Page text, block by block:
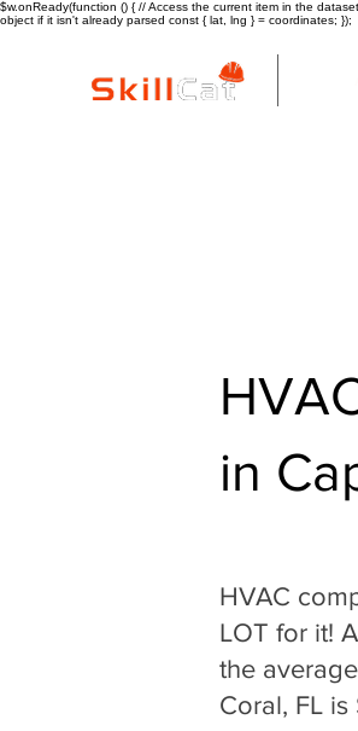
$w.onReady(function () { // Access the current item in the
object if it isn't already parsed const { lat, lng } = coordinates; });
in
HVAC
LOT for it!
the
Coral, FL